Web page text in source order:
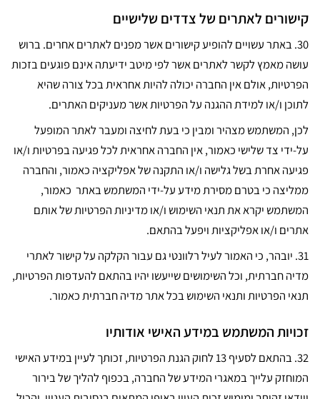
קישורים לאתרים של צדדים שלישיים
30. באתר עשויים להופיע קישורים אשר מפנים לאתרים אחרים. ברוש
עושה מאמץ לקשר לאתרים אשר לפי מיטב ידיעתה אינם פוגעים בזכות
הפרטיות, אולם אין החברה יכולה להיות אחראית בכל צורה שהיא
לתוכן ו/או למידת ההגנה על הפרטיות אשר מעניקים האתרים.
לכן, המשתמש מצהיר ומבין כי בעת לחיצה ומעבר לאתר המופעל
על-ידי צד שלישי כאמור, אין החברה אחראית לכל פגיעה בפרטיות ו/או
פגיעה אחרת בשל גלישה ו/או התקנה של אפליקציה כאמור, והחברה
ממליצה כי בטרם מסירת מידע על-ידי המשתמש באתר כאמור,
המשתמש יקרא את תנאי השימוש ו/או מדיניות הפרטיות של אותם
אתרים ו/או אפליקציות ויפעל בהתאם.
31. יובהר, כי האמור לעיל רלוונטי גם עבור הקלקה על קישור לאתרי
מדיה חברתית, וכל השימושים שייעשו יהיו בהתאם להעדפות הפרטיות,
תנאי הפרטיות ותנאי השימוש בכל אתר מדיה חברתית כאמור.
זכויות המשתמש במידע האישי אודותיו
32.
בהתאם לסעיף 13 לחוק הגנת הפרטיות, זכותך לעיין במידע האישי
המוחזק עלייך במאגרי המידע של החברה, בכפוף להליך של בירור